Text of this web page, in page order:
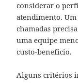
considerar o
atendimento.
chamadas
uma equipe
custo-benefício.
Alguns critérios